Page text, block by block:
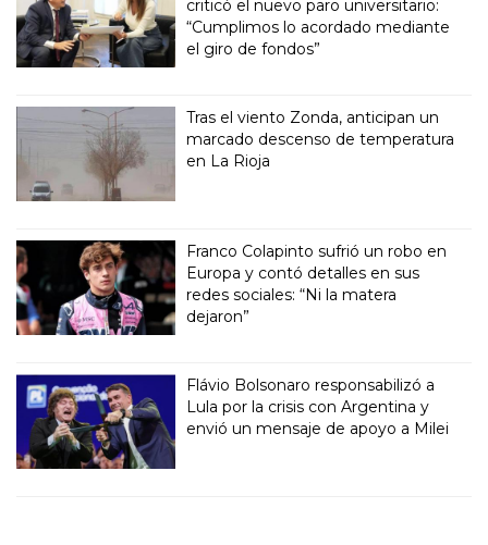
criticó el nuevo paro universitario:
“Cumplimos lo acordado mediante
el giro de fondos”
Tras el viento Zonda, anticipan un
marcado descenso de temperatura
en La Rioja
Franco Colapinto sufrió un robo en
Europa y contó detalles en sus
redes sociales: “Ni la matera
dejaron”
Flávio Bolsonaro responsabilizó a
Lula por la crisis con Argentina y
envió un mensaje de apoyo a Milei